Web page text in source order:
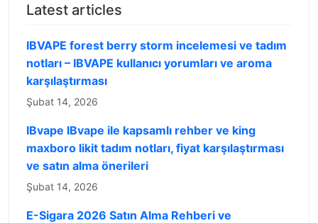
Latest articles
IBVAPE forest berry storm incelemesi ve tadım
notları – IBVAPE kullanıcı yorumları ve aroma
karşılaştırması
Şubat 14, 2026
IBvape IBvape ile kapsamlı rehber ve king
maxboro likit tadım notları, fiyat karşılaştırması
ve satın alma önerileri
Şubat 14, 2026
E-Sigara 2026 Satın Alma Rehberi ve